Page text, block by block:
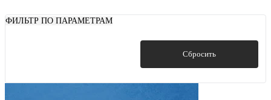
ФИЛЬТР ПО ПАРАМЕТРАМ
Сбросить